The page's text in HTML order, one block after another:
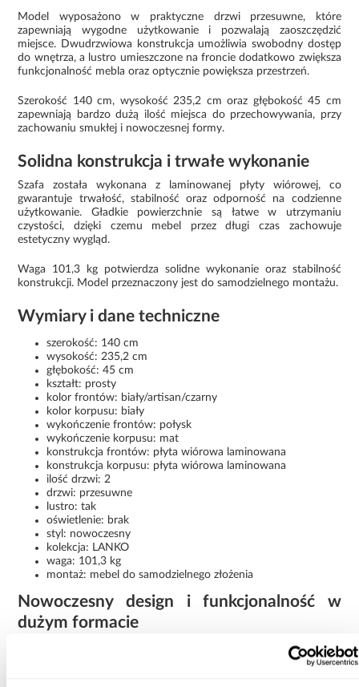
Model wyposażono w praktyczne drzwi przesuwne, które
zapewniają wygodne użytkowanie i pozwalają zaoszczędzić
miejsce. Dwudrzwiowa konstrukcja umożliwia swobodny dostęp
do wnętrza, a lustro umieszczone na froncie dodatkowo zwiększa
funkcjonalność mebla oraz optycznie powiększa przestrzeń.
Szerokość 140 cm, wysokość 235,2 cm oraz głębokość 45 cm
zapewniają bardzo dużą ilość miejsca do przechowywania, przy
zachowaniu smukłej i nowoczesnej formy.
Solidna konstrukcja i trwałe wykonanie
Szafa została wykonana z laminowanej płyty wiórowej, co
gwarantuje trwałość, stabilność oraz odporność na codzienne
użytkowanie. Gładkie powierzchnie są łatwe w utrzymaniu
czystości, dzięki czemu mebel przez długi czas zachowuje
estetyczny wygląd.
Waga 101,3 kg potwierdza solidne wykonanie oraz stabilność
konstrukcji. Model przeznaczony jest do samodzielnego montażu.
Wymiary i dane techniczne
szerokość: 140 cm
wysokość: 235,2 cm
głębokość: 45 cm
kształt: prosty
kolor frontów: biały/artisan/czarny
kolor korpusu: biały
wykończenie frontów: połysk
wykończenie korpusu: mat
konstrukcja frontów: płyta wiórowa laminowana
konstrukcja korpusu: płyta wiórowa laminowana
ilość drzwi: 2
drzwi: przesuwne
lustro: tak
oświetlenie: brak
styl: nowoczesny
kolekcja: LANKO
waga: 101,3 kg
montaż: mebel do samodzielnego złożenia
Nowoczesny design i funkcjonalność w
dużym formacie
Szafa Lanko 2-140 biały/czarny to połączenie eleganckiego stylu,
praktycznych rozwiązań oraz dużej przestrzeni do